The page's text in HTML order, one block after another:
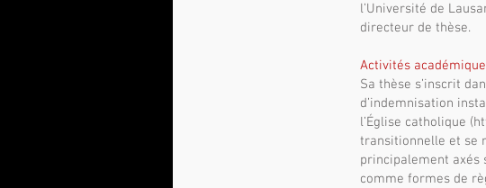
l’Université de
directeur de thèse.
Activités
Sa thèse s’inscrit
d’indemnisation
l’Église catholique
transitionnelle et se
principalement axés
comme formes de